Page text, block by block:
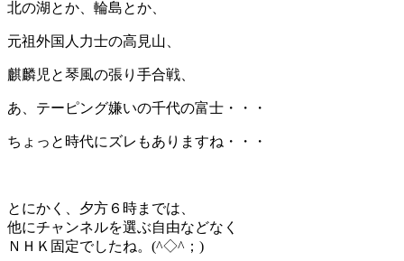
北の湖とか、輪島とか、
元祖外国人力士の高見山、
麒麟児と琴風の張り手合戦、
あ、テーピング嫌いの千代の富士・・・
ちょっと時代にズレもありますね・・・
とにかく、夕方６時までは、
他にチャンネルを選ぶ自由などなく
ＮＨＫ固定でしたね。(^◇^；)